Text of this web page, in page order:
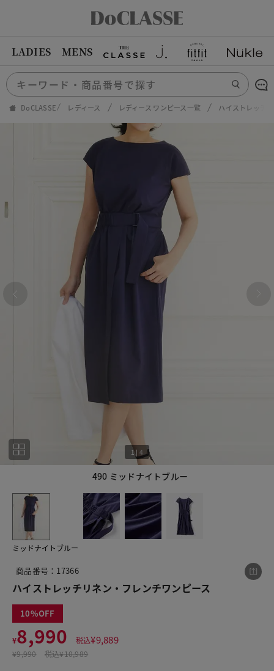
LADIES MENS
DoCLASSE レディース レディース ワンピース一覧 ハイストレッチ
490 ミッドナイトブルー
1| 4
ミッドナイトブルー
商品番号：17366
ハイストレッチリネン・フレンチワンピース
10
¥8,990 税込¥9,889
¥9,990 税込¥10,989
この商品をシェアする
¥8,990 税込¥9,889